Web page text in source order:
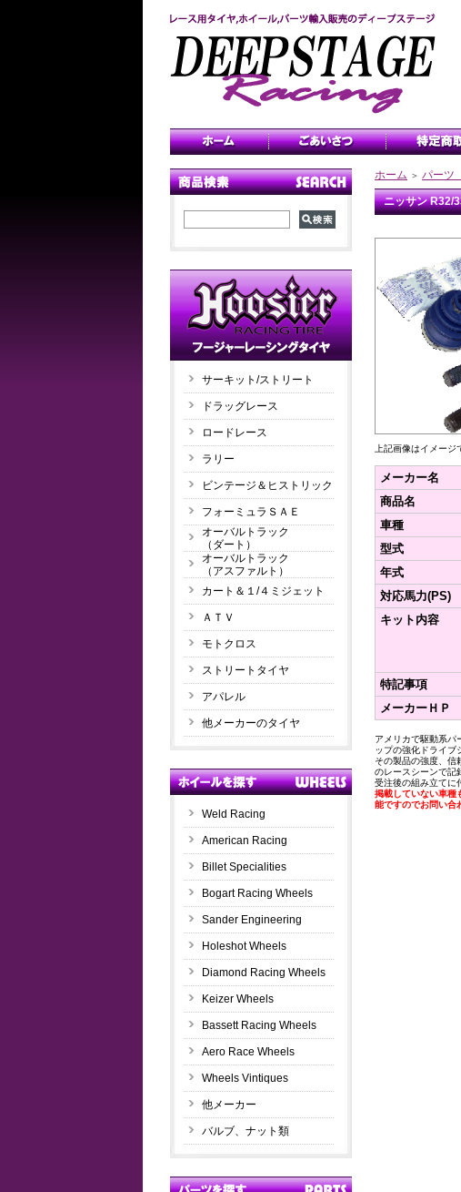
サーキット/ストリート
ドラッグレース
ロードレース
ラリー
ビンテージ＆ヒストリック
フォーミュラＳＡＥ
オーバルトラック
（ダート）
オーバルトラック
（アスファルト）
カート＆１/４ミジェット
ＡＴＶ
モトクロス
ストリートタイヤ
アパレル
他メーカーのタイヤ
Weld Racing
American Racing
Billet Specialities
Bogart Racing Wheels
Sander Engineering
Holeshot Wheels
Diamond Racing Wheels
Keizer Wheels
Bassett Racing Wheels
Aero Race Wheels
Wheels Vintiques
他メーカー
バルブ、ナット類
ホーム ＞ パーツ
ニッサン R32/
上記画像はイメー
メーカー名
商品名
車種
型式
年式
対応馬力(PS)
キット内容
特記事項
メーカーＨＰ
アメリカで駆動系パ
ップの強化ドライブ
その製品の強度、信
のレースシーンで記
受注後の組み立てに
掲載していない車種
能ですのでお問い合